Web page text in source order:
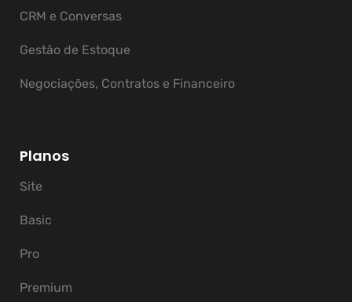
CRM e Conversas
Gestão de Estoque
Negociações, Contratos e Financeiro
Planos
Site
Basic
Pro
Premium